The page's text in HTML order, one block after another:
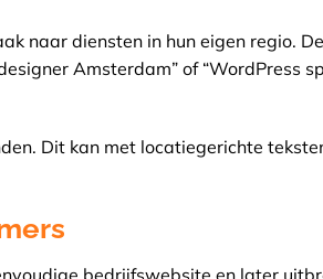
naar diensten in hun eigen regio.
Amsterdam” of “WordPress
Dit kan met locatiegerichte